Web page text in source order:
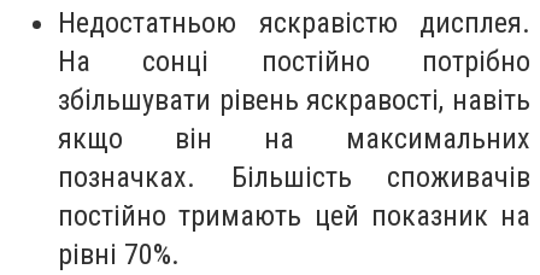
Недостатньою яскравістю дисплея.
На сонці постійно потрібно
збільшувати рівень яскравості, навіть
якщо він на максимальних
позначках. Більшість споживачів
постійно тримають цей показник на
рівні 70%.